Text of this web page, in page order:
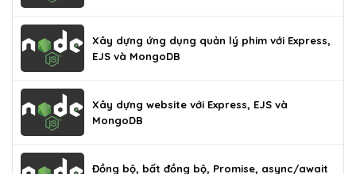
Xây dựng ứng dụng quản lý phim với Express,
EJS và MongoDB
Xây dựng website với Express, EJS và
MongoDB
Đồng bộ, bất đồng bộ, Promise, async/await